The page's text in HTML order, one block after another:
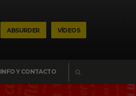
ABSURDER VÍDEOS
BUSCAR
INFO Y CONTACTO